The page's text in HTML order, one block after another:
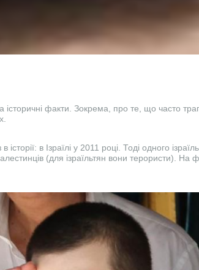
історичні факти. Зокрема, про те, що часто
в Ізраїлі у 2011 році. Тоді одного
(для ізраїльтян вони терористи). На